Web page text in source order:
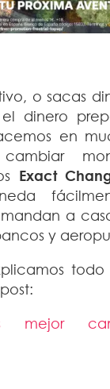
o sacas
dinero
en
Exact
a
y
mejor